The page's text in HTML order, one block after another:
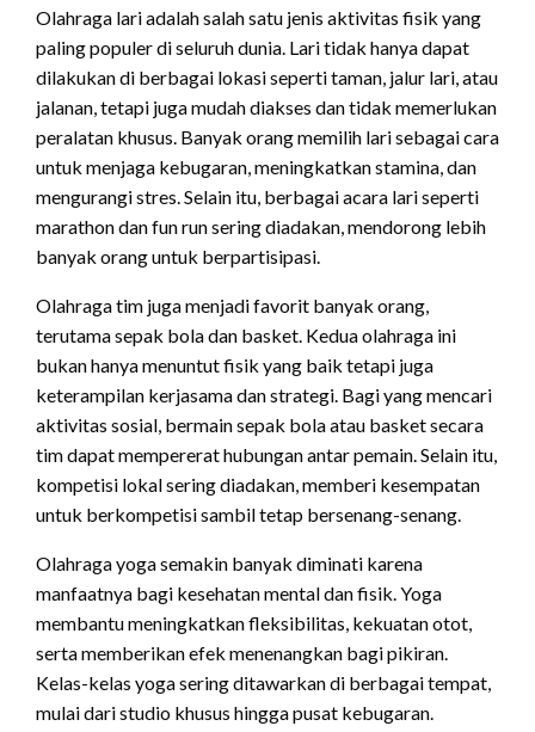
Olahraga lari adalah salah satu jenis aktivitas fisik yang
paling populer di seluruh dunia. Lari tidak hanya dapat
dilakukan di berbagai lokasi seperti taman, jalur lari, atau
jalanan, tetapi juga mudah diakses dan tidak memerlukan
peralatan khusus. Banyak orang memilih lari sebagai cara
untuk menjaga kebugaran, meningkatkan stamina, dan
mengurangi stres. Selain itu, berbagai acara lari seperti
marathon dan fun run sering diadakan, mendorong lebih
banyak orang untuk berpartisipasi.
Olahraga tim juga menjadi favorit banyak orang,
terutama sepak bola dan basket. Kedua olahraga ini
bukan hanya menuntut fisik yang baik tetapi juga
keterampilan kerjasama dan strategi. Bagi yang mencari
aktivitas sosial, bermain sepak bola atau basket secara
tim dapat mempererat hubungan antar pemain. Selain itu,
kompetisi lokal sering diadakan, memberi kesempatan
untuk berkompetisi sambil tetap bersenang-senang.
Olahraga yoga semakin banyak diminati karena
manfaatnya bagi kesehatan mental dan fisik. Yoga
membantu meningkatkan fleksibilitas, kekuatan otot,
serta memberikan efek menenangkan bagi pikiran.
Kelas-kelas yoga sering ditawarkan di berbagai tempat,
mulai dari studio khusus hingga pusat kebugaran.